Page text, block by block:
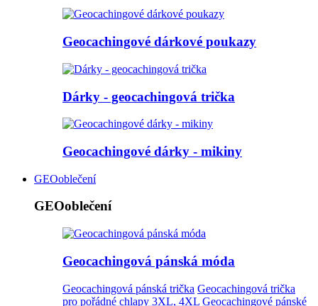
Geocachingové dárkové poukazy
Dárky - geocachingová trička
Geocachingové dárky - mikiny
GEOoblečení
GEOoblečení
Geocachingová pánská móda
Geocachingová pánská trička Geocachingová trička
pro pořádné chlapy 3XL, 4XL Geocachingové pánské